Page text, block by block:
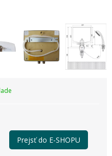
Prejsť do E-SHOPU